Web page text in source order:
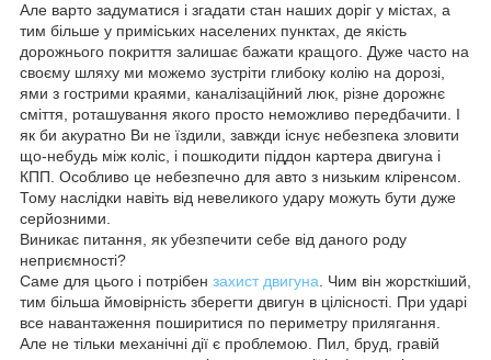
Але варто задуматися і згадати стан наших доріг у містах, а
тим більше у приміських населених пунктах, де якість
дорожнього покриття залишає бажати кращого. Дуже часто на
своєму шляху ми можемо зустріти глибоку колію на дорозі,
ями з гострими краями, каналізаційний люк, різне дорожнє
сміття, роташування якого просто неможливо передбачити. І
як би акуратно Ви не їздили, завжди існує небезпека зловити
що-небудь між коліс, і пошкодити піддон картера двигуна і
КПП. Особливо це небезпечно для авто з низьким кліренсом.
Тому наслідки навіть від невеликого удару можуть бути дуже
серйозними.
Виникає питання, як убезпечити себе від даного роду
неприємності?
Саме для цього і потрібен захист двигуна. Чим він жорсткіший,
тим більша ймовірність зберегти двигун в цілісності. При ударі
все навантаження поширитися по периметру прилягання.
Але не тільки механічні дії є проблемою. Пил, бруд, гравій